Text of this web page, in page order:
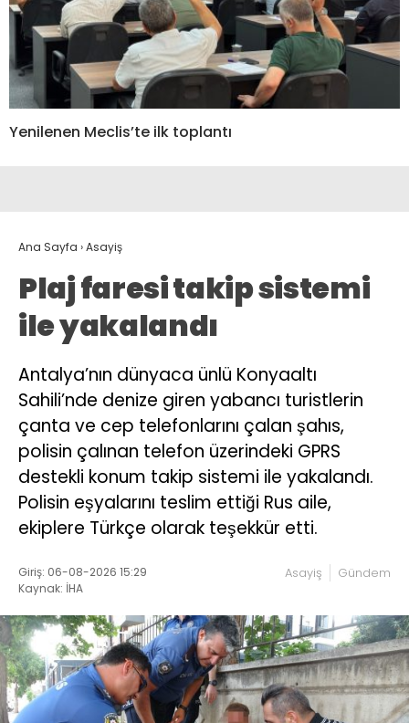
Yenilenen Meclis’te ilk toplantı
Ana Sayfa ›Asayiş
Plaj faresi takip sistemi
ile yakalandı
Antalya’nın dünyaca ünlü Konyaaltı
Sahili’nde denize giren yabancı turistlerin
çanta ve cep telefonlarını çalan şahıs,
polisin çalınan telefon üzerindeki GPRS
destekli konum takip sistemi ile yakalandı.
Polisin eşyalarını teslim ettiği Rus aile,
ekiplere Türkçe olarak teşekkür etti.
Giriş: 06-08-2026 15:29
Kaynak: İHA
Asayiş Gündem